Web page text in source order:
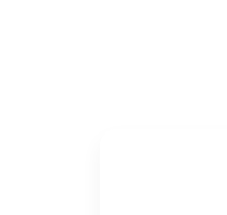
plusieurs
un duo